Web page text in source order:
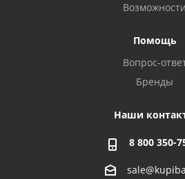
Возможности
Помощь
Вопрос-
Бренды
Наши
8 800 350-